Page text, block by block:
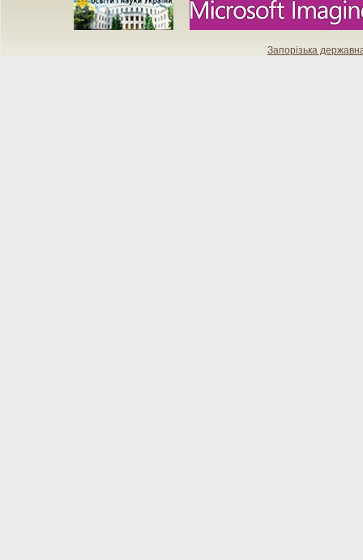
Запорізька